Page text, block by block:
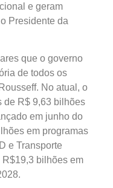
e geram
Presidente da
que o governo
de todos os
No atual, o
de R$ 9,63 bilhões
em junho do
em programas
e Transporte
bilhões em